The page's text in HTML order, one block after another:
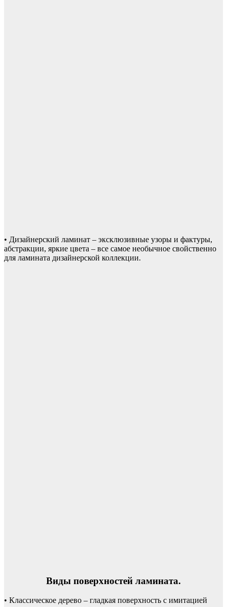
• Дизайнерский ламинат – эксклюзивные узоры и фактуры,
абстракции, яркие цвета – все самое необычное свойственно
для ламината дизайнерской коллекции.
Виды поверхностей ламината.
• Классическое дерево – гладкая поверхность с имитацией